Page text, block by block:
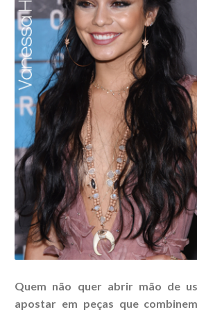
Quem não quer abrir mão de
apostar em peças que